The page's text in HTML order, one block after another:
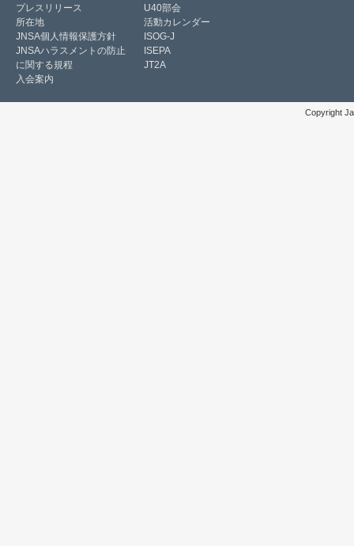
プレスリリース
所在地
JNSA個人情報保護方針
JNSAハラスメントの防止
に関する規程
入会案内
U40部会
活動カレンダー
ISOG-J
ISEPA
JT2A
Copyright